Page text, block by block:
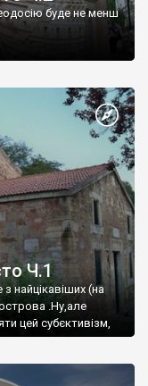
буде не менш
Ч.1
найцікавіших (на
.Ну,але
цей субєктивізм,